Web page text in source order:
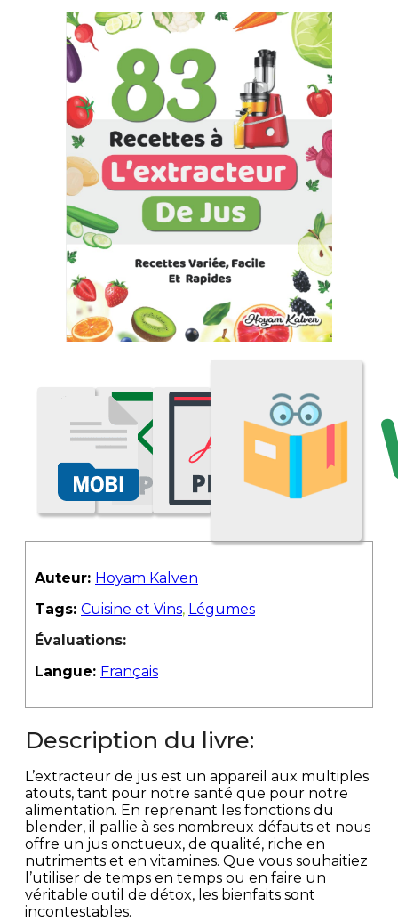
Auteur: Hoyam Kalven
Tags: Cuisine et Vins, Légumes
Évaluations:
Langue: Français
Description du livre:
L’extracteur de jus est un appareil aux multiples
atouts, tant pour notre santé que pour notre
alimentation. En reprenant les fonctions du
blender, il pallie à ses nombreux défauts et nous
offre un jus onctueux, de qualité, riche en
nutriments et en vitamines. Que vous souhaitiez
l’utiliser de temps en temps ou en faire un
véritable outil de détox, les bienfaits sont
incontestables.